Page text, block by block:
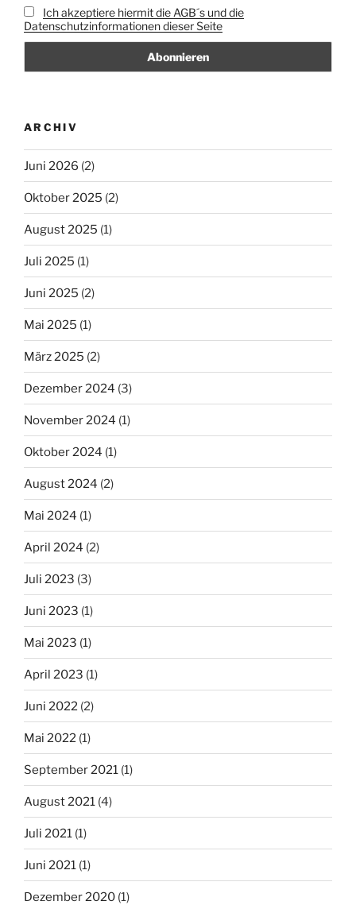
Ich akzeptiere hiermit die AGB´s und die
Datenschutzinformationen dieser Seite
ARCHIV
Juni 2026 (2)
Oktober 2025 (2)
August 2025 (1)
Juli 2025 (1)
Juni 2025 (2)
Mai 2025 (1)
März 2025 (2)
Dezember 2024 (3)
November 2024 (1)
Oktober 2024 (1)
August 2024 (2)
Mai 2024 (1)
April 2024 (2)
Juli 2023 (3)
Juni 2023 (1)
Mai 2023 (1)
April 2023 (1)
Juni 2022 (2)
Mai 2022 (1)
September 2021 (1)
August 2021 (4)
Juli 2021 (1)
Juni 2021 (1)
Dezember 2020 (1)